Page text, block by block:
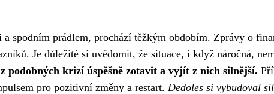
spodním prádlem, prochází těžkým obdobím. Zprávy o
Je důležité si uvědomit, že situace, i když náročná,
podobných krizí úspěšně zotavit a vyjít z nich silnější.
pro pozitivní změny a restart. Dedoles si vybudoval